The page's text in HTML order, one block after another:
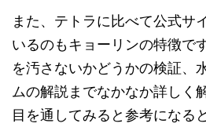
また、テトラに比べて公式サ
いるのもキョーリンの特徴で
を汚さないかどうかの検証、
ムの解説までなかなか詳しく
目を通してみると参考になる